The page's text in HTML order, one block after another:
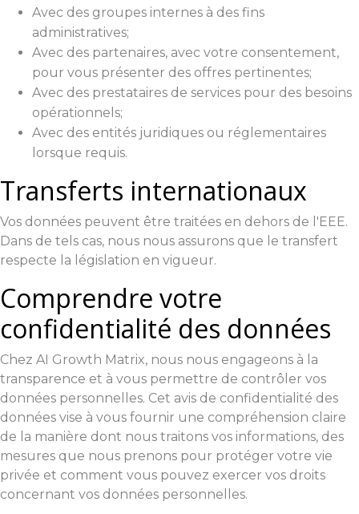
Avec des groupes internes à des fins
administratives;
Avec des partenaires, avec votre consentement,
pour vous présenter des offres pertinentes;
Avec des prestataires de services pour des besoins
opérationnels;
Avec des entités juridiques ou réglementaires
lorsque requis.
Transferts internationaux
Vos données peuvent être traitées en dehors de l'EEE.
Dans de tels cas, nous nous assurons que le transfert
respecte la législation en vigueur.
Comprendre votre
confidentialité des données
Chez AI Growth Matrix, nous nous engageons à la
transparence et à vous permettre de contrôler vos
données personnelles. Cet avis de confidentialité des
données vise à vous fournir une compréhension claire
de la manière dont nous traitons vos informations, des
mesures que nous prenons pour protéger votre vie
privée et comment vous pouvez exercer vos droits
concernant vos données personnelles.